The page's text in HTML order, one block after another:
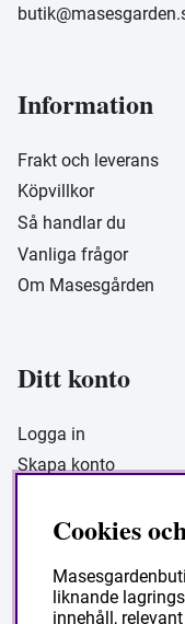
Information
Frakt och leverans
Köpvillkor
Så handlar du
Vanliga frågor
Om Masesgården
Ditt konto
Logga in
Skapa konto
Masesgården AB
Cookies
liknande
innehåll,